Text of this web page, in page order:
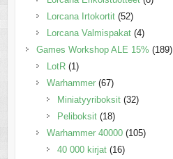
Lorcana Irtokortit (52)
Lorcana Valmispakat (4)
Games Workshop ALE 15% (189)
LotR (1)
Warhammer (67)
Miniatyyriboksit (32)
Peliboksit (18)
Warhammer 40000 (105)
40 000 kirjat (16)